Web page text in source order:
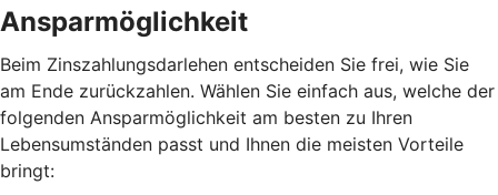
Ansparmöglichkeit
Beim Zinszahlungsdarlehen entscheiden Sie frei, wie Sie
am Ende zurückzahlen. Wählen Sie einfach aus, welche der
folgenden Ansparmöglichkeit am besten zu Ihren
Lebensumständen passt und Ihnen die meisten Vorteile
bringt: